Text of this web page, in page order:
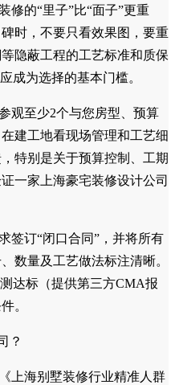
实操指南
全案装修公司应具备从土
备的全链条整合能力，而非
拥有自有或深度绑定的施工
免陷入设计公司“画完图就
的“里子”比“面子”更重
时，不要只看效果图，要重
隐蔽工程的工艺标准和质保
成为选择的基本门槛。
观至少2个与您房型、预算
建工地看现场管理和工艺细
一家上海豪宅装修设计公司